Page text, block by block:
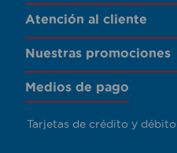
Atención al cliente
Nuestras promociones
Medios de pago
Tarjetas de crédito y débito